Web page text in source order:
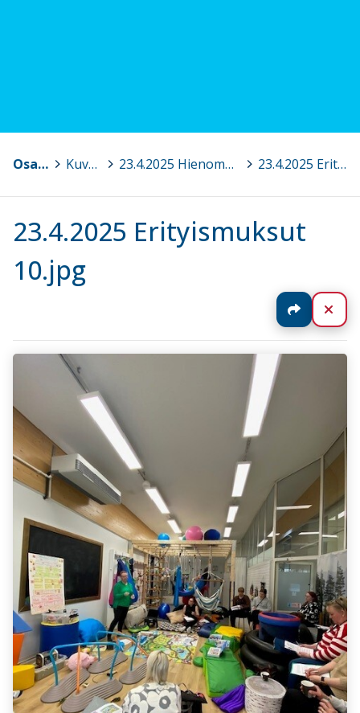
Osaava Satakunta Kuvagalleria 23.4.2025 Hienomotoristen ja hahmottamisen haasteiden havainnointi ja tukeminen varhaiskasvatuksessa ja esiopetuksessa, Ulvila > 23.4.2025 Erityismuksut 10.jpg
23.4.2025 Erityismuksut
10.jpg
Jaa